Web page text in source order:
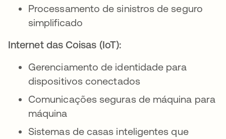
Processamento de sinistros de seguro
simplificado
Internet das Coisas (IoT):
Gerenciamento de identidade para
dispositivos conectados
Comunicações seguras de máquina para
máquina
Sistemas de casas inteligentes que